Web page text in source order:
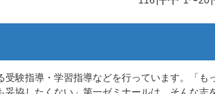
験指導・学習指導などを行っています。「も
協したくない」第一ゼミナールは、そんな志